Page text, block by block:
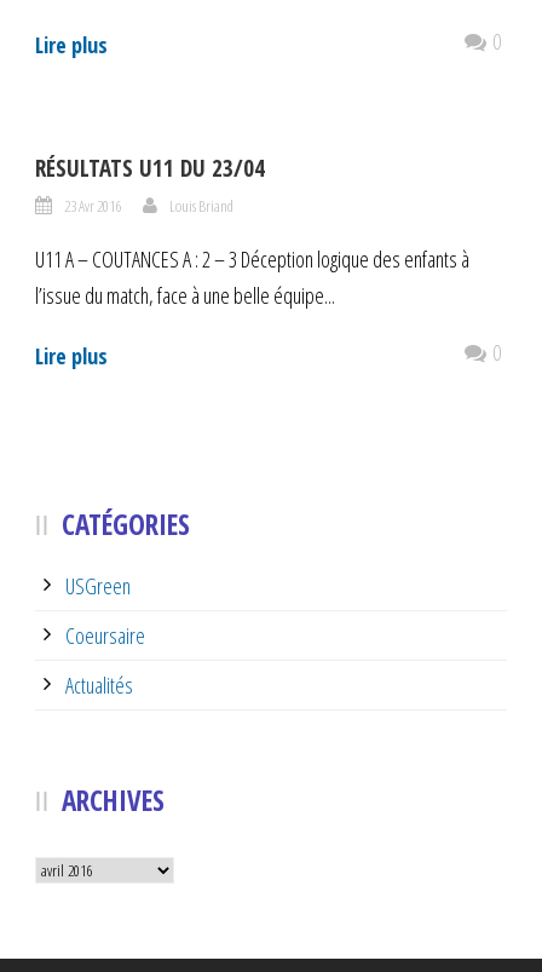
Lire plus 0
RÉSULTATS U11 DU 23/04
23 Avr 2016 Louis Briand
U11 A – COUTANCES A : 2 – 3 Déception logique des enfants à
l’issue du match, face à une belle équipe...
Lire plus 0
CATÉGORIES
USGreen
Coeursaire
Actualités
ARCHIVES
Archives